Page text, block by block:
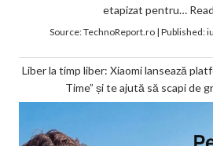
etapizat pentru…
Source:TechnoReport.ro| Published:
Liber la timp liber: Xiaomi lansează
Time” și te ajută să scapi de